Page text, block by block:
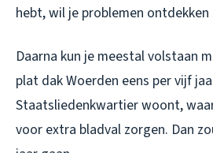
hebt, wil je problemen
Daarna kun je meestal volstaan
plat dak Woerden eens per vijf
Staatsliedenkwartier woont,
voor extra bladval zorgen. Dan